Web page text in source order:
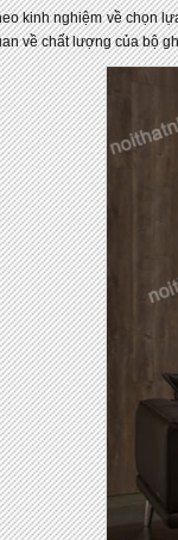
kinh nghiệm về chọn
về chất lượng của bộ